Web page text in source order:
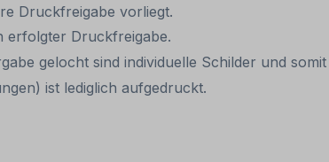
Druckfreigabe vorliegt.
erfolgter Druckfreigabe.
gelocht sind individuelle Schilder und
ist lediglich aufgedruckt.